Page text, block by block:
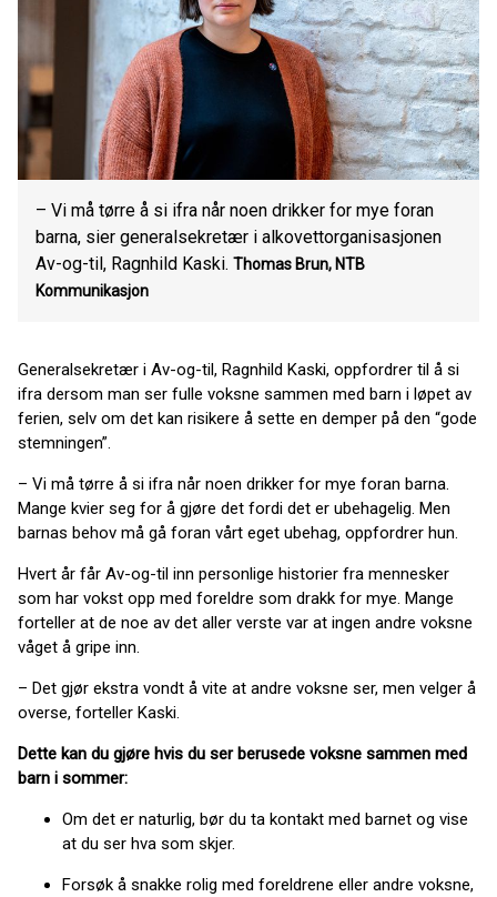
– Vi må tørre å si ifra når noen drikker for mye foran
barna, sier generalsekretær i alkovettorganisasjonen
Av-og-til, Ragnhild Kaski. Thomas Brun, NTB
Kommunikasjon
Generalsekretær i Av-og-til, Ragnhild Kaski, oppfordrer til å si
ifra dersom man ser fulle voksne sammen med barn i løpet av
ferien, selv om det kan risikere å sette en demper på den “gode
stemningen”.
– Vi må tørre å si ifra når noen drikker for mye foran barna.
Mange kvier seg for å gjøre det fordi det er ubehagelig. Men
barnas behov må gå foran vårt eget ubehag, oppfordrer hun.
Hvert år får Av-og-til inn personlige historier fra mennesker
som har vokst opp med foreldre som drakk for mye. Mange
forteller at de noe av det aller verste var at ingen andre voksne
våget å gripe inn.
– Det gjør ekstra vondt å vite at andre voksne ser, men velger å
overse, forteller Kaski.
Dette kan du gjøre hvis du ser berusede voksne sammen med
barn i sommer:
Om det er naturlig, bør du ta kontakt med barnet og vise
at du ser hva som skjer.
Forsøk å snakke rolig med foreldrene eller andre voksne,